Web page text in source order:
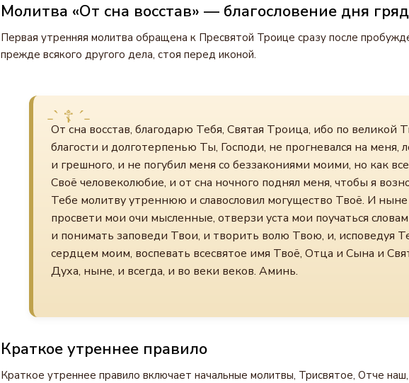
Молитва «От сна восстав» — благословение дня
Первая утренняя молитва обращена к Пресвятой Троице сразу после
прежде всякого другого дела, стоя перед иконой.
От сна восстав, благодарю Тебя, Святая Троица, ибо по великой
благости и долготерпенью Ты, Господи, не прогневался на меня,
и грешного, и не погубил меня со беззакониями моими, но как
Своё человеколюбие, и от сна ночного поднял меня, чтобы я
Тебе молитву утреннюю и славословил могущество Твоё. И ныне
просвети мои очи мысленные, отверзи уста мои поучаться
и понимать заповеди Твои, и творить волю Твою, и, исповедуя
сердцем моим, воспевать всесвятое имя Твоё, Отца и Сына и
Духа, ныне, и всегда, и во веки веков. Аминь.
Краткое утреннее правило
Краткое утреннее правило включает начальные молитвы, Трисвятое, Отче